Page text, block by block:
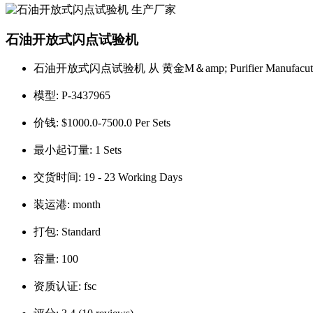
石油开放式闪点试验机
石油开放式闪点试验机 从 黄金M＆amp; Purifier
模型: P-3437965
价钱: $1000.0-7500.0 Per Sets
最小起订量: 1 Sets
交货时间: 19 - 23 Working Days
装运港: month
打包: Standard
容量: 100
资质认证: fsc